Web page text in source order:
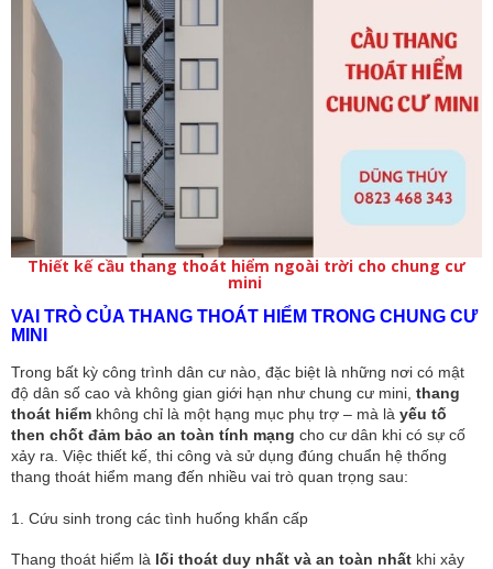
Thiết kế cầu thang thoát hiểm ngoài trời cho chung cư
mini
VAI TRÒ CỦA THANG THOÁT HIỂM TRONG CHUNG CƯ
MINI
Trong bất kỳ công trình dân cư nào, đặc biệt là những nơi có mật
độ dân số cao và không gian giới hạn như chung cư mini, thang
thoát hiểm không chỉ là một hạng mục phụ trợ – mà là yếu tố
then chốt đảm bảo an toàn tính mạng cho cư dân khi có sự cố
xảy ra. Việc thiết kế, thi công và sử dụng đúng chuẩn hệ thống
thang thoát hiểm mang đến nhiều vai trò quan trọng sau:
1. Cứu sinh trong các tình huống khẩn cấp
Thang thoát hiểm là lối thoát duy nhất và an toàn nhất khi xảy